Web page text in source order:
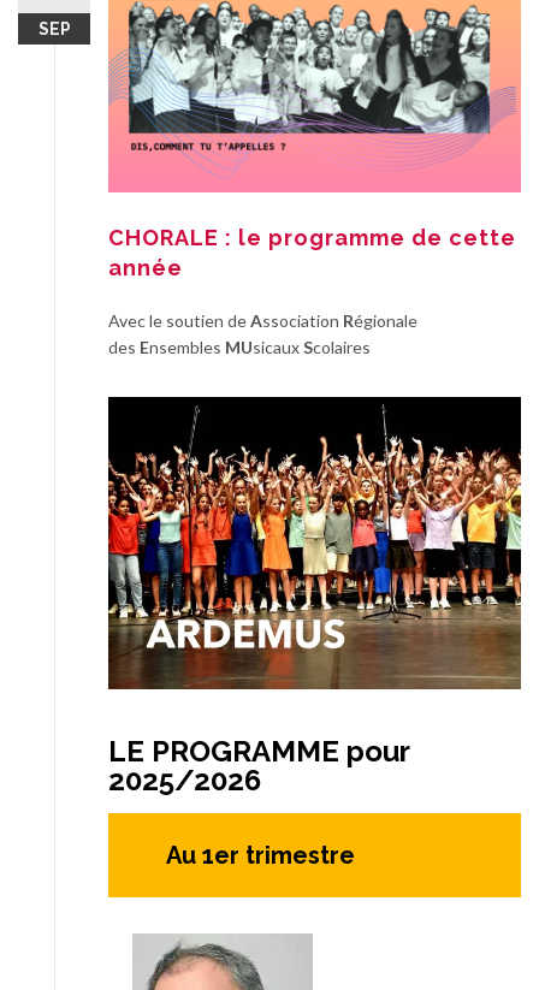
SEP
CHORALE : le programme de cette
année
Avec le soutien deAssociation Régionale
des Ensembles MUsicauxScolaires
LE PROGRAMME pour
2025/2026
Au 1er trimestre